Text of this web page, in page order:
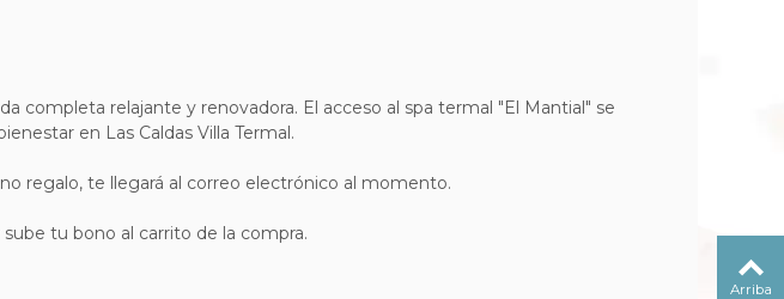
completa relajante y renovadora. El acceso al spa termal "El Mantial" se
en Las Caldas Villa Termal.
regalo, te llegará al correo electrónico al momento.
tu bono al carrito de la compra.
Arriba